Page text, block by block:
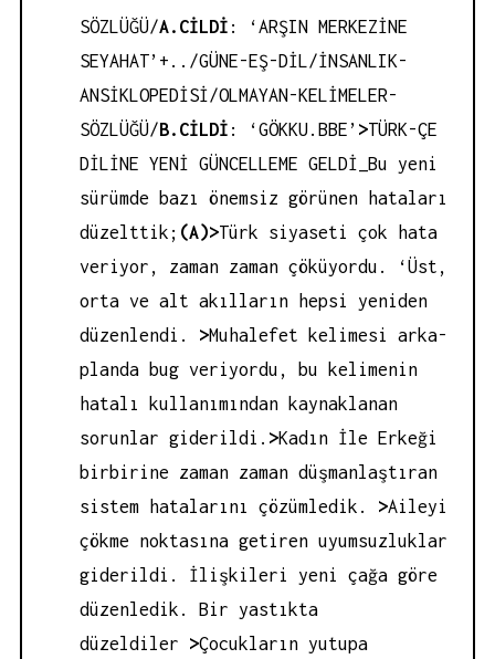
SÖZLÜĞÜ/A.CİLDİ : ‘ARŞIN MERKEZİNE
SEYAHAT’+../GÜNE-EŞ-DİL/İNSANLIK-
ANSİKLOPEDİSİ/OLMAYAN-KELİMELER-
SÖZLÜĞÜ/B.CİLDİ : ‘GÖKKU.BBE’ >TÜRK-ÇE
DİLİNE YENİ GÜNCELLEME GELDİ_Bu yeni
sürümde bazı önemsiz görünen hataları
düzelttik; (A)>Türk siyaseti çok hata
veriyor, zaman zaman çöküyordu. ‘Üst,
orta ve alt akılların hepsi yeniden
düzenlendi.
>Muhalefet kelimesi arka-
planda bug veriyordu, bu kelimenin
hatalı kullanımından kaynaklanan
sorunlar giderildi. >Kadın İle Erkeği
birbirine zaman zaman düşmanlaştıran
sistem hatalarını çözümledik.
>Aileyi
çökme noktasına getiren uyumsuzluklar
giderildi. İlişkileri yeni çağa göre
düzenledik. Bir yastıkta
düzeldiler
>Çocukların yutupa